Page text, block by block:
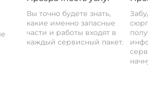
Вы точно будете знать,
какие именно запасные
части и работы входят в
каждый сервисный пакет.